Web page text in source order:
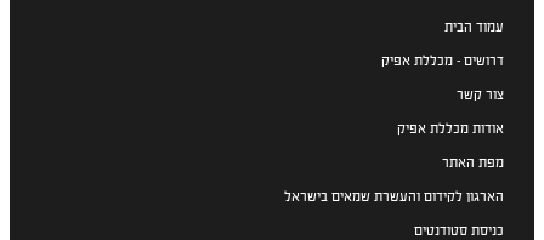
עמוד הבית
דרושים - מכללת אפיק
צור קשר
אודות מכללת אפיק
מפת האתר
הארגון לקידום והעשרת שמאים בישראל
כניסת סטודנטים